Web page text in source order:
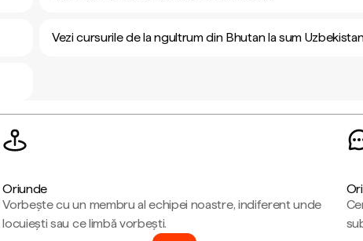
Vezi cursurile de la ngultrum din Bhutan la sum
Oriunde
Vorbește cu un membru al echipei noastre, indiferent unde
locuiești sau ce limbă vorbești.